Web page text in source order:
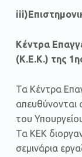
Κέντρα
(Κ.Ε.Κ.) της
Τα Κέντρα
του
Τα ΚΕΚ
σεμινάρια